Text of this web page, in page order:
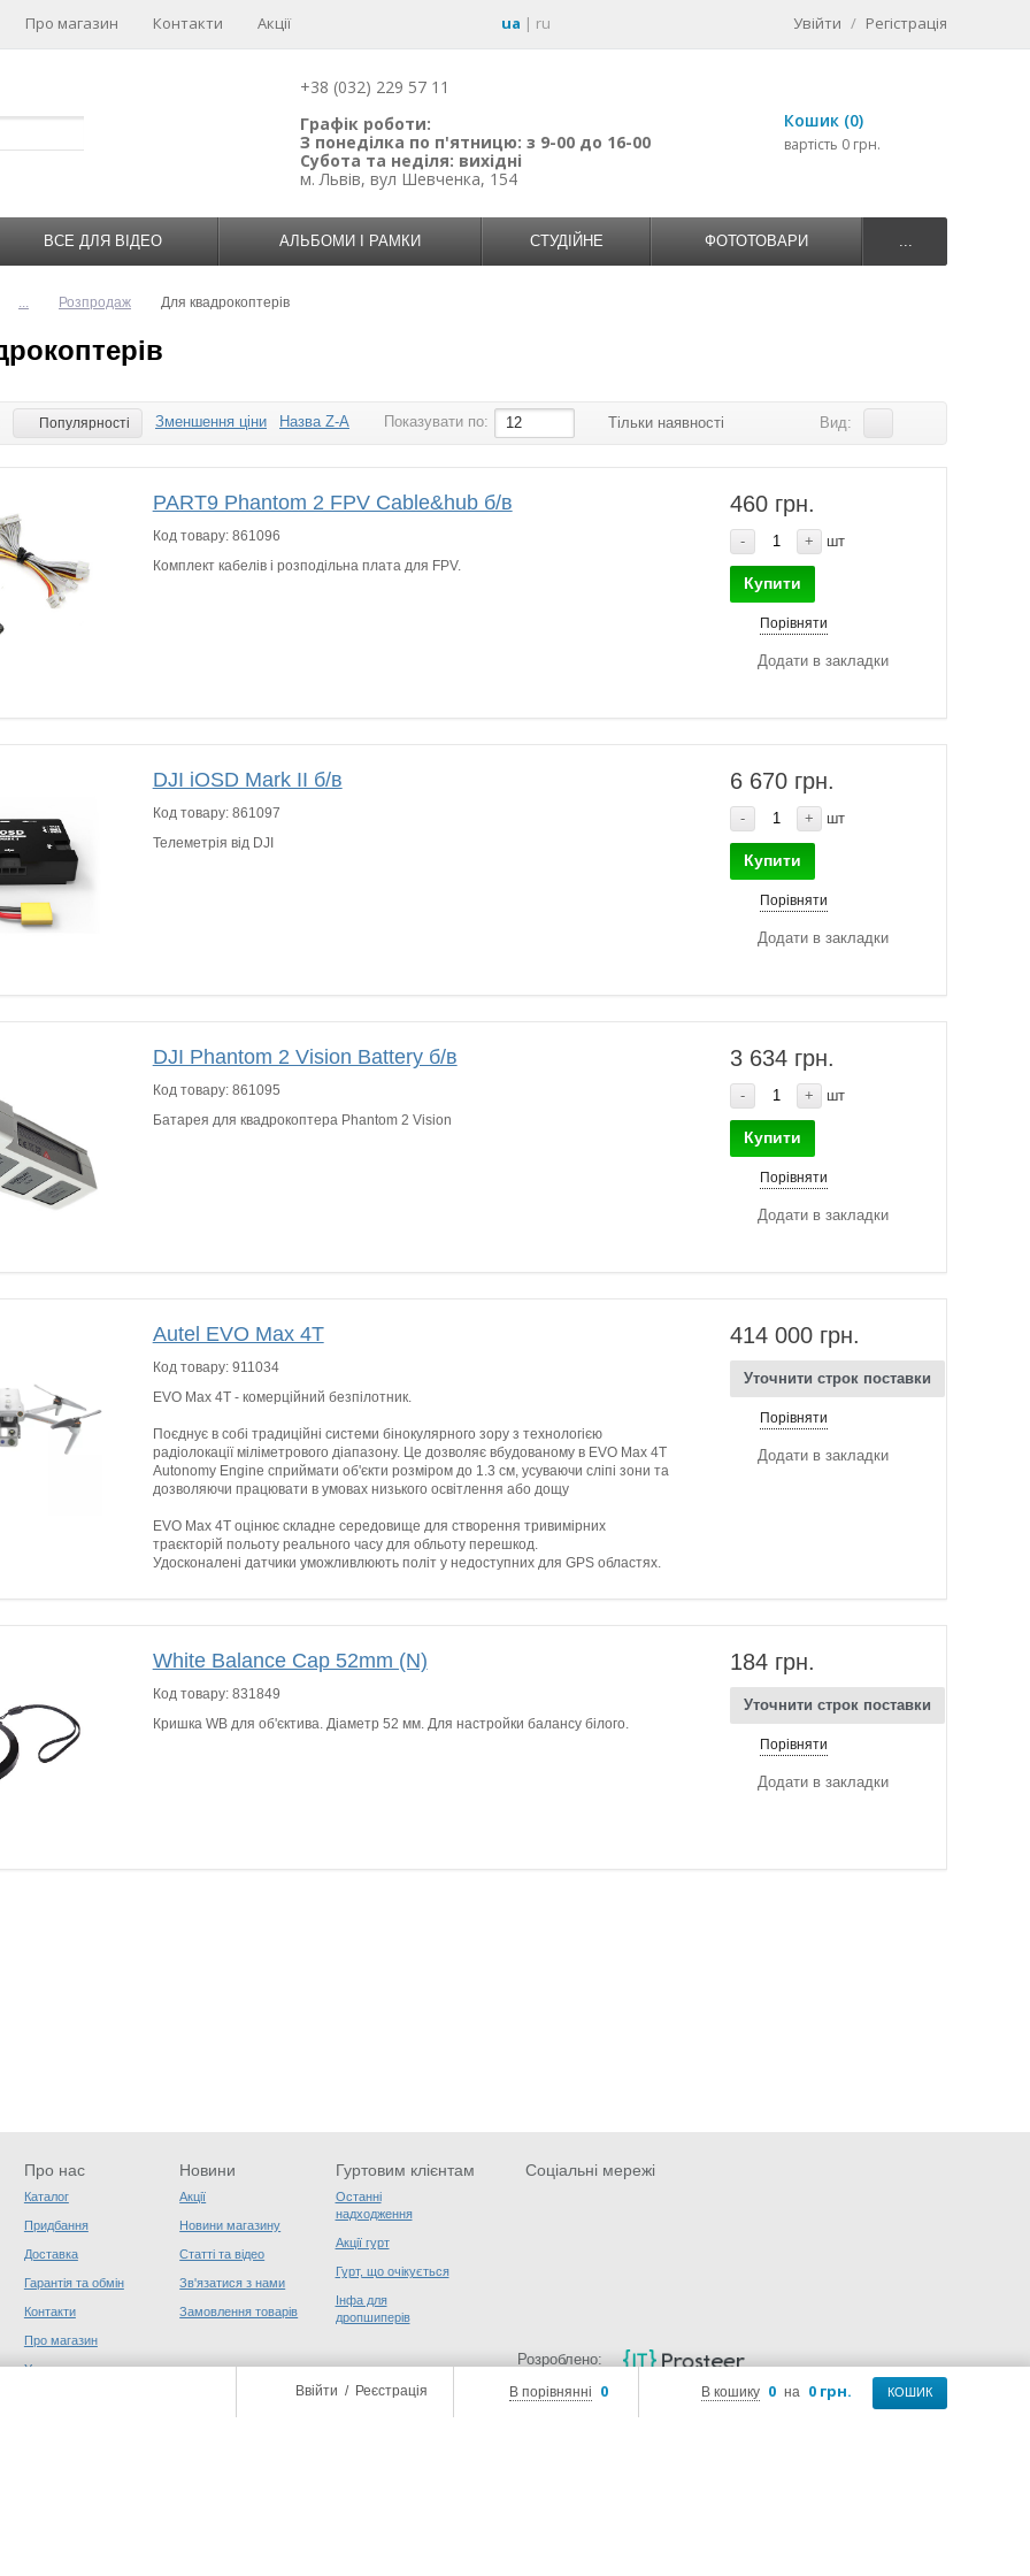
В кошику 0 на 0 грн. КОШИК
В порівнянні 0
Ввійти / Реєстрація
Про магазин Контакти Акції ua | ru Увійти / Регістрація
+38 (032) 229 57 11
Графік роботи:
З понеділка по п'ятницю: з 9-00 до 16-00
Субота та неділя: вихідні
м. Львів, вул Шевченка, 154
Кошик (0)
вартість 0 грн.
ВСЕ ДЛЯ ВІДЕО АЛЬБОМИ І РАМКИ СТУДІЙНЕ ФОТОТОВАРИ ...
... Розпродаж Для квадрокоптерів
Популярності Зменшення ціни Назва Z-A Показувати по: 12 Тільки наявності Вид:
PART9 Phantom 2 FPV Cable&hub б/в
Код товару: 861096
Комплект кабелів і розподільна плата для FPV.
460 грн.
- + шт
Купити
Порівняти
Додати в закладки
DJI iOSD Mark II б/в
Код товару: 861097
Телеметрія від DJI
6 670 грн.
- + шт
Купити
Порівняти
Додати в закладки
DJI Phantom 2 Vision Battery б/в
Код товару: 861095
Батарея для квадрокоптера Phantom 2 Vision
3 634 грн.
- + шт
Купити
Порівняти
Додати в закладки
Autel EVO Max 4T
Код товару: 911034
EVO Max 4T - комерційний безпілотник.
Поєднує в собі традиційні системи бінокулярного зору з технологією
радіолокації міліметрового діапазону. Це дозволяє вбудованому в EVO Max 4T
Autonomy Engine сприймати об'єкти розміром до 1.3 см, усуваючи сліпі зони та
дозволяючи працювати в умовах низького освітлення або дощу
EVO Max 4T оцінює складне середовище для створення тривимірних
траєкторій польоту реального часу для обльоту перешкод.
Удосконалені датчики уможливлюють політ у недоступних для GPS областях.
414 000 грн.
Уточнити строк поставки
Порівняти
Додати в закладки
White Balance Cap 52mm (N)
Код товару: 831849
Кришка WB для об'єктива. Діаметр 52 мм. Для настройки балансу білого.
184 грн.
Уточнити строк поставки
Порівняти
Додати в закладки
Про нас
Каталог
Придбання
Доставка
Гарантія та обмін
Контакти
Про магазин
Угода користувача
Новини
Акції
Новини магазину
Статті та відео
Зв'язатися з нами
Замовлення товарів
Гуртовим клієнтам
Останні
надходження
Акції гурт
Гурт, що очікується
Інфа для
дропшиперів
Соціальні мережі
Розроблено: